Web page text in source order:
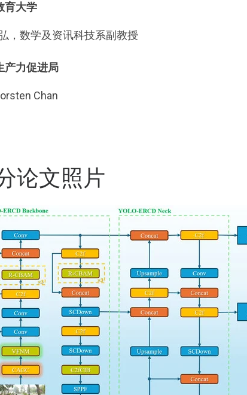
育大学
，数学及资讯科技系副教授
产力促进局
Chan
论文照片